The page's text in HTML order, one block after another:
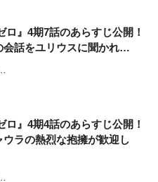
ロ』4期7話のあらすじ公開！
話をユリウスに聞かれ…
ロ』4期4話のあらすじ公開！
ラの熱烈な抱擁が歓迎し